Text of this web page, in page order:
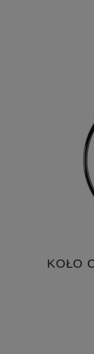
KOŁO